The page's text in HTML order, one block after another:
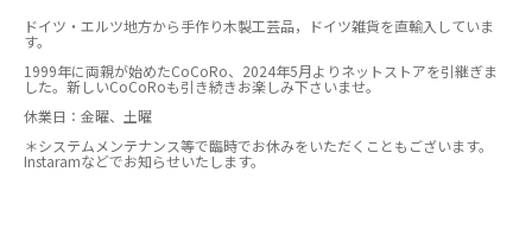
ドイツ・エルツ地方から手作り木製工芸品，ドイツ雑貨を直輸入していま
す。
1999年に両親が始めたCoCoRo、2024年5月よりネットストアを引継ぎま
した。新しいCoCoRoも引き続きお楽しみ下さいませ。
休業日：金曜、土曜
＊システムメンテナンス等で臨時でお休みをいただくこともございます。
Instaramなどでお知らせいたします。